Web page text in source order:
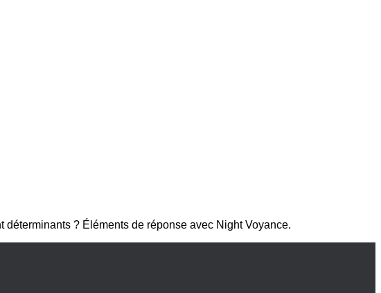
? Éléments de réponse avec Night Voyance.